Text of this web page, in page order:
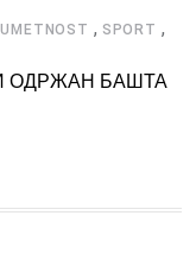
, SPORT ,
ОДРЖАН БАШТА